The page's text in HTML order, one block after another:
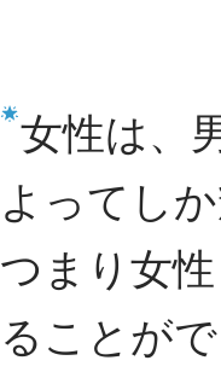
女性は、
よってし
つまり女
ることが